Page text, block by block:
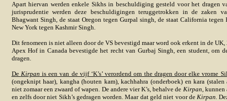
Apart hiervan werden enkele Sikhs in beschuldiging gesteld voor het dragen
jurisprudentie werden deze beschuldigingen teruggetrokken in de zaken
Bhagwant Singh, de staat Oregon tegen Gurpal singh, de staat California tegen
New York tegen Kashmir Singh.
Dit fenomeen is niet alleen door de VS bevestigd maar word ook erkent in de UK,
Apex Hof in Canada bevestigde het recht van Gurbaj Singh, een student, om
dragen.
De Kirpan is een van de vijf ‘K’s’ verordend om the dragen door elke vrome
(ongeknipt haar), kangha (houten kam), kachhahra (onderboek) en kara (stalen
niet zomaar een zwaard of wapen. De andere vier K’s, behalve de Kirpan, kunnen
en zelfs door niet Sikh’s gedragen worden. Maar dat geld niet voor deKirpan.